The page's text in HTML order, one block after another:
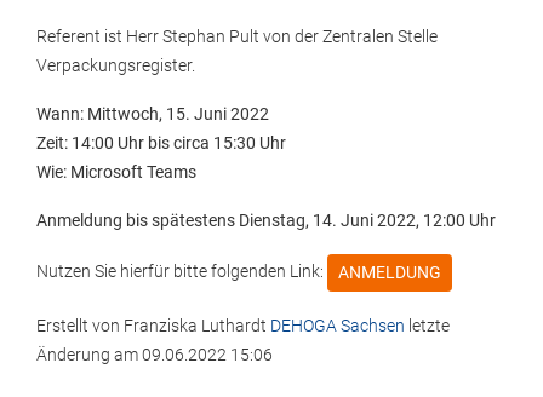
Referent ist Herr Stephan Pult von der Zentralen Stelle
Verpackungsregister.
Wann: Mittwoch, 15. Juni 2022
Zeit: 14:00 Uhr bis circa 15:30 Uhr
Wie: Microsoft Teams
Anmeldung bis spätestens Dienstag, 14. Juni 2022, 12:00 Uhr
Nutzen Sie hierfür bitte folgenden Link: ANMELDUNG
Erstellt von Franziska Luthardt DEHOGA Sachsen letzte
Änderung am09.06.2022 15:06